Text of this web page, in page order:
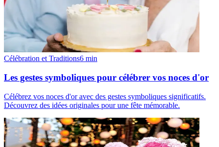
Célébration et Traditions6 min
Les gestes symboliques pour célébrer vos noces d'or
Célébrez vos noces d'or avec des gestes symboliques significatifs.
Découvrez des idées originales pour une fête mémorable.